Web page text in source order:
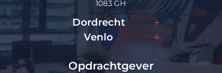
1083 GH
Dordrecht
Venlo
Opdrachtgever